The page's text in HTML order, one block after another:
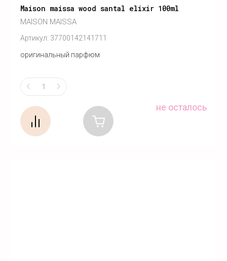
Maison maissa wood santal elixir 100ml
MAISON MAISSA
Артикул: 37700142141711
оригинальный парфюм
не осталось